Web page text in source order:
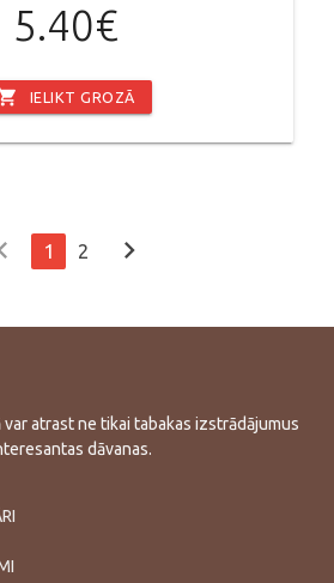
5.40€
IELIKT GROZĀ
1 2 chevron_right
atrast ne tikai tabakas izstrādājumus
dāvanas.